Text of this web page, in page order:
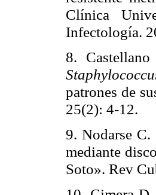
Clínica
Infectología.
8.
patrones de
25(2): 4-12.
9. Nodarse
mediante
Soto». Rev